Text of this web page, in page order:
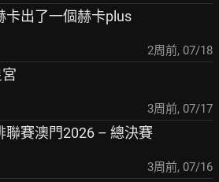
卡出了一個赫卡plus
2周前, 07/18
3周前, 07/17
聯賽澳門2026 – 總決賽
3周前, 07/16